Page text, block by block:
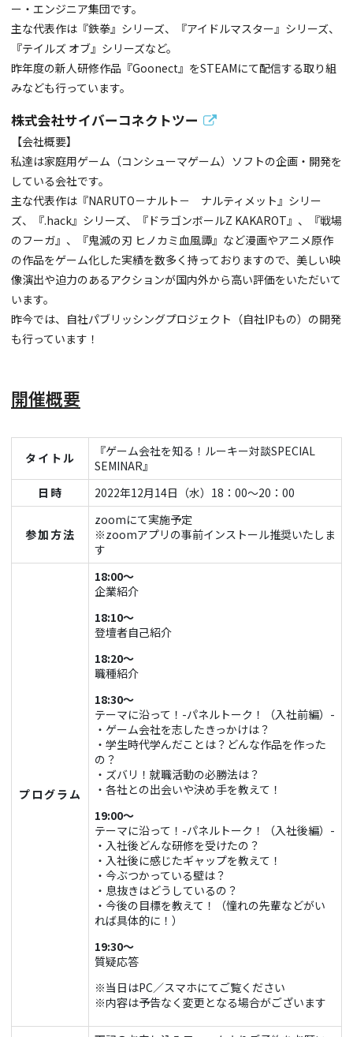
ー・エンジニア集団です。
主な代表作は『鉄拳』シリーズ、『アイドルマスター』シリーズ、
『テイルズ オブ』シリーズなど。
昨年度の新人研修作品『Goonect』をSTEAMにて配信する取り組
みなども行っています。
株式会社サイバーコネクトツー
【会社概要】
私達は家庭用ゲーム（コンシューマゲーム）ソフトの企画・開発を
している会社です。
主な代表作は『NARUTO－ナルト－ ナルティメット』シリー
ズ、『.hack』シリーズ、『ドラゴンボールZ KAKAROT』、『戦場
のフーガ』、『鬼滅の刃 ヒノカミ血風譚』など漫画やアニメ原作
の作品をゲーム化した実績を数多く持っておりますので、美しい映
像演出や迫力のあるアクションが国内外から高い評価をいただいて
います。
昨今では、自社パブリッシングプロジェクト（自社IPもの）の開発
も行っています！
開催概要
タイトル
『ゲーム会社を知る！ルーキー対談SPECIAL
SEMINAR』
日時
2022年12月14日（水）18：00～20：00
参加方法
zoomにて実施予定
※zoomアプリの事前インストール推奨いたしま
す
プログラム
18:00～
企業紹介
18:10～
登壇者自己紹介
18:20～
職種紹介
18:30～
テーマに沿って！-パネルトーク！（入社前編）-
・ゲーム会社を志したきっかけは？
・学生時代学んだことは？どんな作品を作った
の？
・ズバリ！就職活動の必勝法は？
・各社との出会いや決め手を教えて！
19:00～
テーマに沿って！-パネルトーク！（入社後編）-
・入社後どんな研修を受けたの？
・入社後に感じたギャップを教えて！
・今ぶつかっている壁は？
・息抜きはどうしているの？
・今後の目標を教えて！（憧れの先輩などがい
れば具体的に！）
19:30～
質疑応答
※当日はPC／スマホにてご覧ください
※内容は予告なく変更となる場合がございます